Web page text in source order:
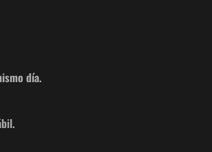
día.